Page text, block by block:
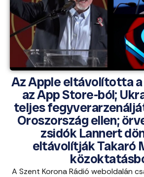
Az Apple eltávolította
az App Store-ból;
teljes
Oroszország ellen;
zsidók Lannert
eltávolítják Takaró
A Szent Korona Rádió weboldalán